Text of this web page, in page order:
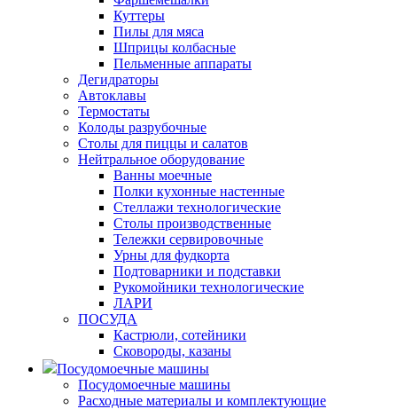
Куттеры
Пилы для мяса
Шприцы колбасные
Пельменные аппараты
Дегидраторы
Автоклавы
Термостаты
Колоды разрубочные
Столы для пиццы и салатов
Нейтральное оборудование
Ванны моечные
Полки кухонные настенные
Стеллажи технологические
Столы производственные
Тележки сервировочные
Урны для фудкорта
Подтоварники и подставки
Рукомойники технологические
ЛАРИ
ПОСУДА
Кастрюли, сотейники
Сковороды, казаны
Посудомоечные машины
Посудомоечные машины
Расходные материалы и комплектующие